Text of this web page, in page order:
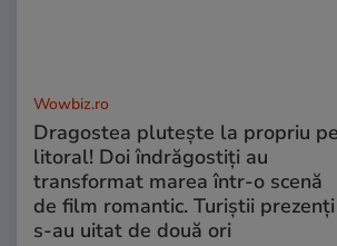
Wowbiz.ro
Dragostea plutește la propriu pe
litoral! Doi îndrăgostiți au
transformat marea într-o scenă
de film romantic. Turiștii prezenți
s-au uitat de două ori